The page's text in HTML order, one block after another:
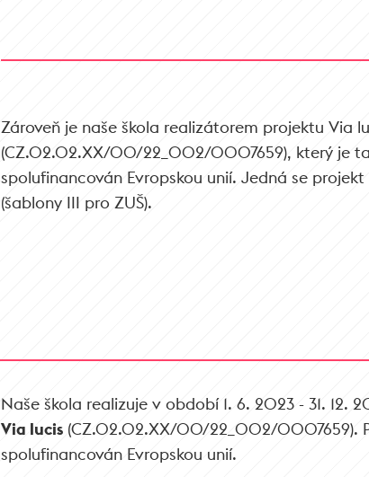
Zároveň je naše škola realizátorem projektu Via
(CZ.02.02.XX/00/22_002/0007659), který je
spolufinancován Evropskou unií. Jedná se projekt
(šablony III pro ZUŠ).
Naše škola realizuje v období 1. 6. 2023 - 31. 12.
Via lucis (CZ.02.02.XX/00/22_002/0007659).
spolufinancován Evropskou unií.